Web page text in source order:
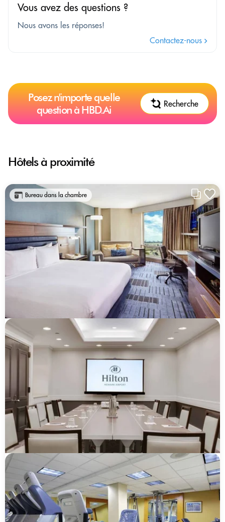
Vous avez des questions ?
Nous avons les réponses!
Contactez-nous
Posez n'importe quelle
question à HBD.Ai
Recherche
Hôtels à proximité
Bureau dans la chambre